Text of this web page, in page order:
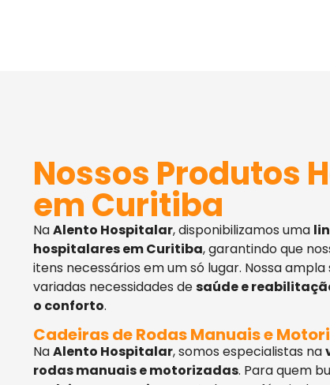
Nossos Produtos
em Curitiba
NaAlento Hospitalar, disponibilizamos uma
hospitalares em Curitiba, garantindo que
itens necessários em um só lugar. Nossa
variadas necessidades desaúde e
o conforto.
Cadeiras de Rodas Manuais e
NaAlento Hospitalar, somos especialistas na
rodas manuais e motorizadas. Para quem